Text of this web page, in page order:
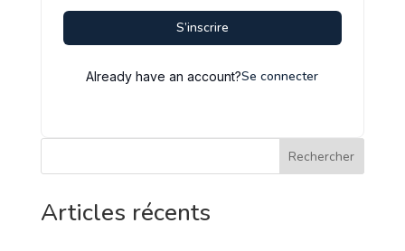
S’inscrire
Already have an account?Se connecter
Rechercher
Articles récents